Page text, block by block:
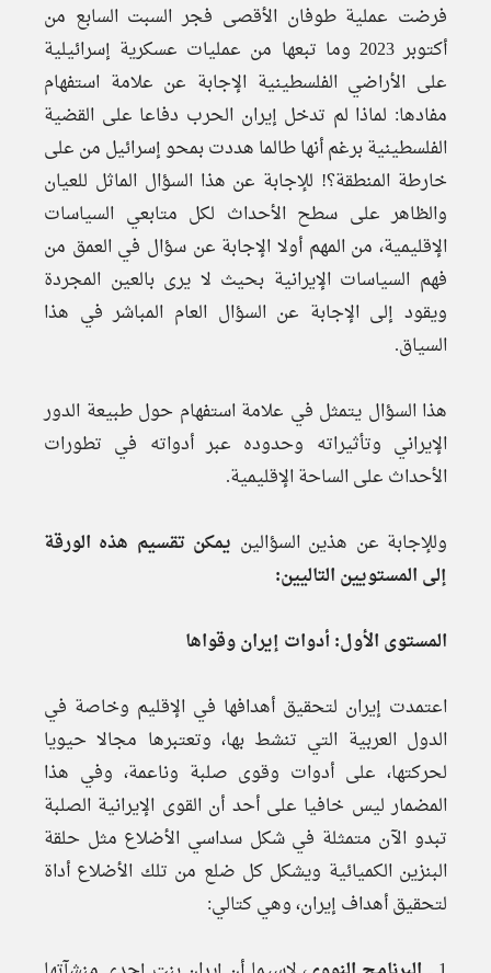
فرضت عملية طوفان الأقصى فجر السبت السابع من
أكتوبر 2023 وما تبعها من عمليات عسكرية إسرائيلية
على الأراضي الفلسطينية الإجابة عن علامة استفهام
مفادها: لماذا لم تدخل إيران الحرب دفاعا على القضية
الفلسطينية برغم أنها طالما هددت بمحو إسرائيل من على
خارطة المنطقة؟! للإجابة عن هذا السؤال الماثل للعيان
والظاهر على سطح الأحداث لكل متابعي السياسات
الإقليمية، من المهم أولا الإجابة عن سؤال في العمق من
فهم السياسات الإيرانية بحيث لا يرى بالعين المجردة
ويقود إلى الإجابة عن السؤال العام المباشر في هذا
السياق.
هذا السؤال يتمثل في علامة استفهام حول طبيعة الدور
الإيراني وتأثيراته وحدوده عبر أدواته في تطورات
الأحداث على الساحة الإقليمية.
وللإجابة عن هذين السؤالين يمكن تقسيم هذه الورقة
إلى المستويين التاليين:
المستوى الأول: أدوات إيران وقواها
اعتمدت إيران لتحقيق أهدافها في الإقليم وخاصة في
الدول العربية التي تنشط بها، وتعتبرها مجالا حيويا
لحركتها، على أدوات وقوى صلبة وناعمة، وفي هذا
المضمار ليس خافيا على أحد أن القوى الإيرانية الصلبة
تبدو الآن متمثلة في شكل سداسي الأضلاع مثل حلقة
البنزين الكميائية ويشكل كل ضلع من تلك الأضلاع أداة
لتحقيق أهداف إيران، وهي كتالي: